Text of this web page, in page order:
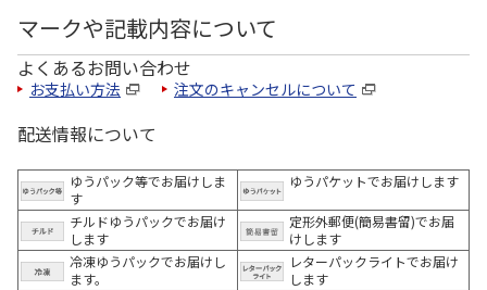
マークや記載内容について
よくあるお問い合わせ
お支払い方法 注文のキャンセルについて
配送情報について
ゆうパック等でお届けしま
す
ゆうパケットでお届けします
チルドゆうパックでお届け
します
定形外郵便(簡易書留)でお届
けします
冷凍ゆうパックでお届けし
ます。
レターパックライトでお届け
します